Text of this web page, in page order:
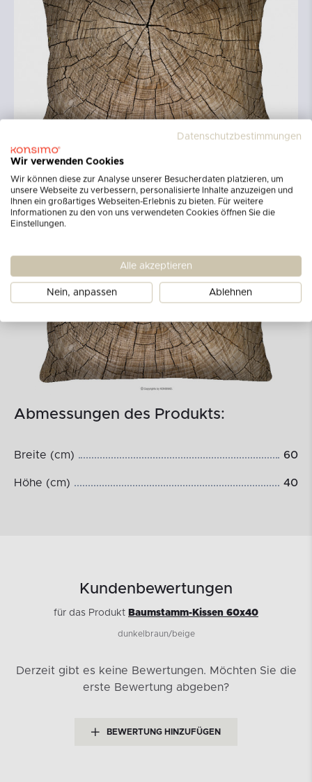
Abmessungen des Produkts:
Breite (cm) 60
Höhe (cm) 40
Kundenbewertungen
für das Produkt Baumstamm-Kissen 60x40
dunkelbraun/beige
Derzeit gibt es keine Bewertungen. Möchten Sie die
erste Bewertung abgeben?
BEWERTUNG HINZUFÜGEN
Datenschutzbestimmungen
Wir verwenden Cookies
Wir können diese zur Analyse unserer Besucherdaten platzieren, um
unsere Webseite zu verbessern, personalisierte Inhalte anzuzeigen und
Ihnen ein großartiges Webseiten-Erlebnis zu bieten. Für weitere
Informationen zu den von uns verwendeten Cookies öffnen Sie die
Einstellungen.
Alle akzeptieren
Nein, anpassen Ablehnen